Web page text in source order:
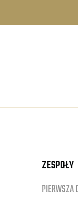
ZESPOŁY
PIERWSZA